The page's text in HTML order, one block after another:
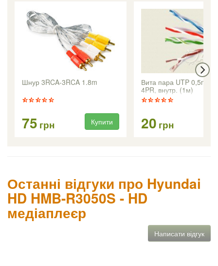
Шнур 3RCA-3RCA 1.8m
75 грн Купити
Вита пара UTP 0,5mm
4PR, внутр. (1м)
20 грн
Останні відгуки про Hyundai
HD HMB-R3050S - HD
медіаплеєр
Написати відгук